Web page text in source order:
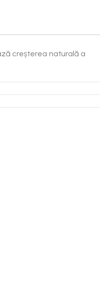
creșterea naturală a